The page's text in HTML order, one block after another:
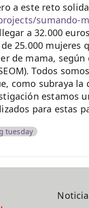
a este reto
sumando-
a 32.000
25.000 mujeres
de mama, según
Todos
como subraya la
estamos
para estas
tuesday